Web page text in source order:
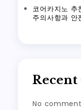
코어카지노 추
주의사항과 안
No